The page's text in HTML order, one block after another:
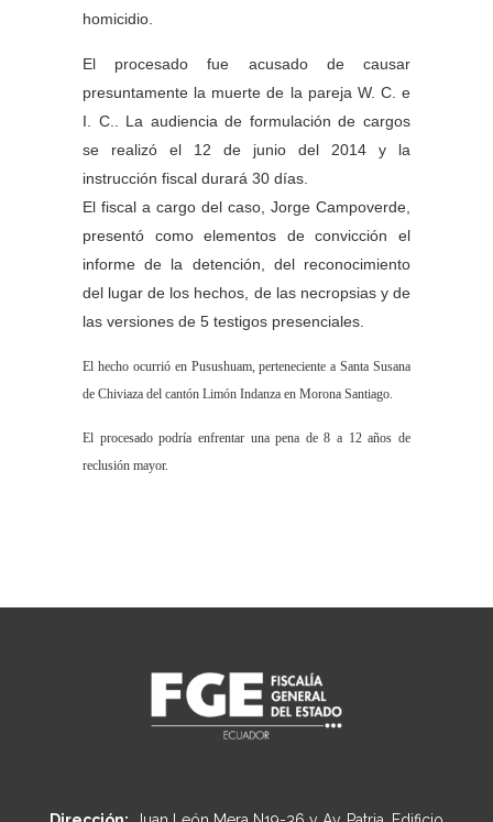
homicidio.
El procesado fue acusado de causar
presuntamente la muerte de la pareja W. C. e
I. C.. La audiencia de formulación de cargos
se realizó el 12 de junio del 2014 y la
instrucción fiscal durará 30 días.
El fiscal a cargo del caso, Jorge Campoverde,
presentó como elementos de convicción el
informe de la detención, del reconocimiento
del lugar de los hechos, de las necropsias y de
las versiones de 5 testigos presenciales.
El hecho ocurrió en Pusushuam, perteneciente a Santa Susana
de Chiviaza del cantón Limón Indanza en Morona Santiago.
El procesado podría enfrentar una pena de 8 a 12 años de
reclusión mayor.